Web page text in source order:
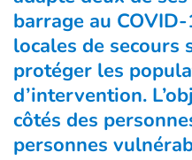
barrage au
locales de secours
protéger les
d’intervention.
côtés des
personnes